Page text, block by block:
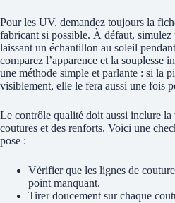
Pour les UV, demandez toujours la
fabricant si possible. À défaut, simulez
laissant un échantillon au soleil
comparez l’apparence et la souplesse
une méthode simple et parlante : si la
visiblement, elle le fera aussi une fois
Le contrôle qualité doit aussi inclure
coutures et des renforts. Voici une
pose :
Vérifier que les lignes de
point manquant.
Tirer doucement sur chaque